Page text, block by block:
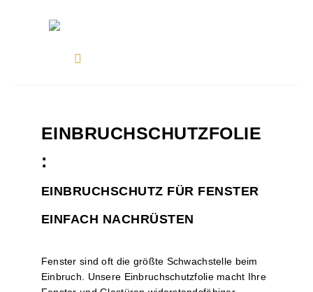
EINBRUCHSCHUTZFOLIE
:
EINBRUCHSCHUTZ FÜR FENSTER
EINFACH NACHRÜSTEN
Fenster sind oft die größte Schwachstelle beim
Einbruch. Unsere Einbruchschutzfolie macht Ihre